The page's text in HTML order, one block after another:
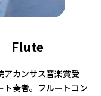
Flute
アカンサス音楽賞受
ト奏者。フルートコン